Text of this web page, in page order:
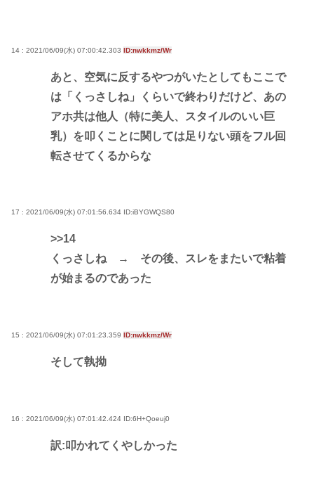
14 : 2021/06/09(水) 07:00:42.303 ID:nwkkmz/Wr
あと、空気に反するやつがいたとしてもここで
は「くっさしね」くらいで終わりだけど、あの
アホ共は他人（特に美人、スタイルのいい巨
乳）を叩くことに関しては足りない頭をフル回
転させてくるからな
17 : 2021/06/09(水) 07:01:56.634 ID:iBYGWQS80
>>14
くっさしね → その後、スレをまたいで粘着
が始まるのであった
15 : 2021/06/09(水) 07:01:23.359 ID:nwkkmz/Wr
そして執拗
16 : 2021/06/09(水) 07:01:42.424 ID:6H+Qoeuj0
訳:叩かれてくやしかった